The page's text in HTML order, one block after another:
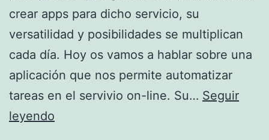
crear apps para dicho servicio, su
versatilidad y posibilidades se multiplican
cada día. Hoy os vamos a hablar sobre una
aplicación que nos permite automatizar
tareas en el servivio on-line. Su… Seguir
leyendo